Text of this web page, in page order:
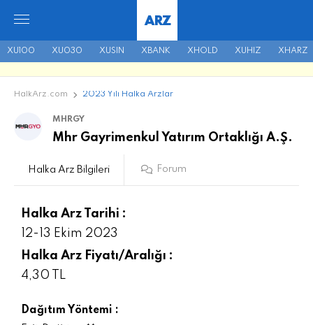
XU100 XU030 XUSIN XBANK XHOLD XUHIZ XHARZ
ARZ
HalkArz.com 2023 Yılı Halka Arzlar
MHRGY
Mhr Gayrimenkul Yatırım Ortaklığı A.Ş.
Halka Arz Bilgileri Forum
Halka Arz Tarihi :
12-13 Ekim 2023
Halka Arz Fiyatı/Aralığı :
4,30 TL
Dağıtım Yöntemi :